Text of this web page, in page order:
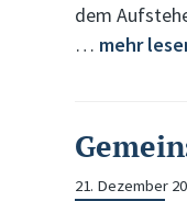
dem
… mehr
21. Dezember